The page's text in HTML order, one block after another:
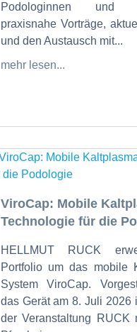
Podologinnen und
praxisnahe Vorträge,
und den Austausch mit...
mehr lesen...
ViroCap: Mobile
Technologie für die
HELLMUT RUCK
Portfolio um das mobile
System ViroCap.
das Gerät am 8. Juli 2026
der Veranstaltung RUCK